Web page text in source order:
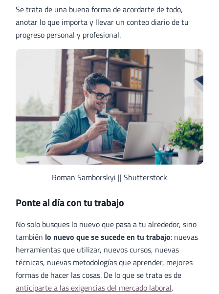
Se trata de una buena forma de acordarte de todo,
anotar lo que importa y llevar un conteo diario de tu
progreso personal y profesional.
Roman Samborskyi || Shutterstock
Ponte al día con tu trabajo
No solo busques lo nuevo que pasa a tu alrededor, sino
también lo nuevo que se sucede en tu trabajo: nuevas
herramientas que utilizar, nuevos cursos, nuevas
técnicas, nuevas metodologías que aprender, mejores
formas de hacer las cosas. De lo que se trata es de
anticiparte a las exigencias del mercado laboral.